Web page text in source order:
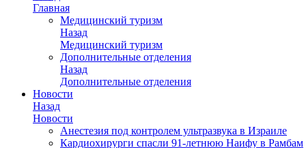
Главная
Медицинский туризм
Назад
Медицинский туризм
Дополнительные отделения
Назад
Дополнительные отделения
Новости
Назад
Новости
Анестезия под контролем ультразвука в Израиле
Кардиохирурги спасли 91-летнюю Наифу в Рамбам